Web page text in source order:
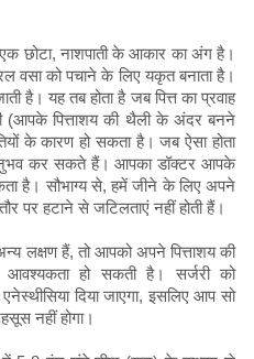
छोटा, नाशपाती के आकार का अंग है।
वसा को पचाने के लिए यकृत बनाता है।
है। यह तब होता है जब पित्त का प्रवाह
(आपके पित्ताशय की थैली के अंदर बनने
के कारण हो सकता है। जब ऐसा होता
कर सकते हैं। आपका डॉक्टर आपके
है। सौभाग्य से, हमें जीने के लिए अपने
पर हटाने से जटिलताएं नहीं होती हैं।
लक्षण हैं, तो आपको अपने पित्ताशय की
हो सकती है। सर्जरी को
दिया जाएगा, इसलिए आप सो
नहीं होगा।